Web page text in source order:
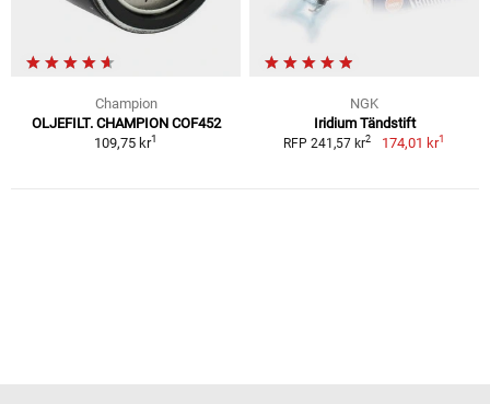
Champion
OLJEFILT. CHAMPION COF452
109,75 kr1
NGK
Iridium Tändstift
RFP 241,57 kr2 174,01 kr1